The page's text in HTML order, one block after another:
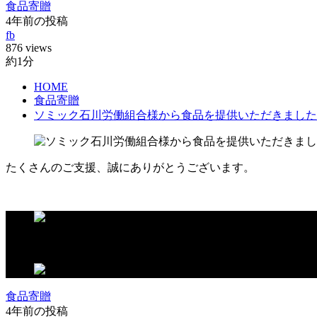
食品寄贈
4年前の投稿
fb
876 views
約1分
HOME
食品寄贈
ソミック石川労働組合様から食品を提供いただきまし
たくさんのご支援、誠にありがとうございます。
食品寄贈
4年前の投稿